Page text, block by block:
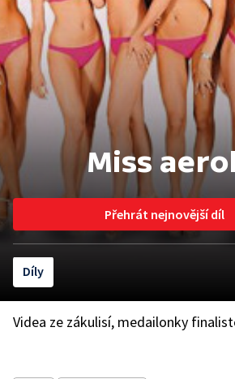
Miss
Přehrát nejnovější díl
Díly
Videa ze zákulisí, medailonky